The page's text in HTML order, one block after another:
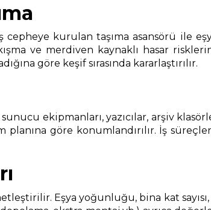
cepheye kurulan taşıma asansörü ile
ve merdiven kaynaklı hasar
göre keşif sırasında kararlaştırılır.
ekipmanları, yazıcılar, arşiv
göre konumlandırılır. İş
Eşya yoğunluğu, bina kat sayısı,